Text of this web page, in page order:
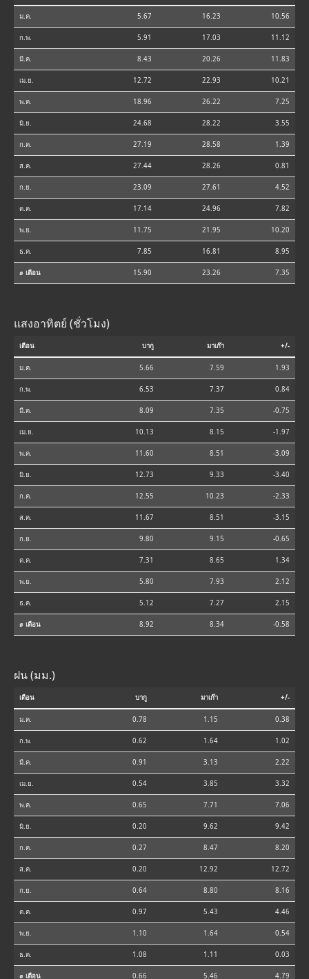
ม.ค. 5.67 16.23 10.56
ก.พ. 5.91 17.03 11.12
มี.ค. 8.43 20.26 11.83
เม.ย. 12.72 22.93 10.21
พ.ค. 18.96 26.22 7.25
มิ.ย. 24.68 28.22 3.55
ก.ค. 27.19 28.58 1.39
ส.ค. 27.44 28.26 0.81
ก.ย. 23.09 27.61 4.52
ต.ค. 17.14 24.96 7.82
พ.ย. 11.75 21.95 10.20
ธ.ค. 7.85 16.81 8.95
⌀ เดือน 15.90 23.26 7.35
แสงอาทิตย์ (ชั่วโมง)
เดือน บากู มาเก๊า +/-
ม.ค. 5.66 7.59 1.93
ก.พ. 6.53 7.37 0.84
มี.ค. 8.09 7.35 -0.75
เม.ย. 10.13 8.15 -1.97
พ.ค. 11.60 8.51 -3.09
มิ.ย. 12.73 9.33 -3.40
ก.ค. 12.55 10.23 -2.33
ส.ค. 11.67 8.51 -3.15
ก.ย. 9.80 9.15 -0.65
ต.ค. 7.31 8.65 1.34
พ.ย. 5.80 7.93 2.12
ธ.ค. 5.12 7.27 2.15
⌀ เดือน 8.92 8.34 -0.58
ฝน (มม.)
เดือน บากู มาเก๊า +/-
ม.ค. 0.78 1.15 0.38
ก.พ. 0.62 1.64 1.02
มี.ค. 0.91 3.13 2.22
เม.ย. 0.54 3.85 3.32
พ.ค. 0.65 7.71 7.06
มิ.ย. 0.20 9.62 9.42
ก.ค. 0.27 8.47 8.20
ส.ค. 0.20 12.92 12.72
ก.ย. 0.64 8.80 8.16
ต.ค. 0.97 5.43 4.46
พ.ย. 1.10 1.64 0.54
ธ.ค. 1.08 1.11 0.03
⌀ เดือน 0.66 5.46 4.79